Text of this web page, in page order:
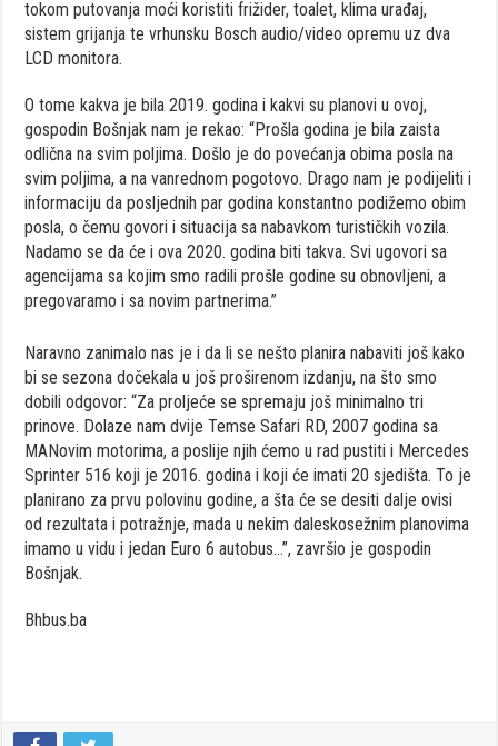
tokom putovanja moći koristiti frižider, toalet, klima urađaj,
sistem grijanja te vrhunsku Bosch audio/video opremu uz dva
LCD monitora.
O tome kakva je bila 2019. godina i kakvi su planovi u ovoj,
gospodin Bošnjak nam je rekao: “Prošla godina je bila zaista
odlična na svim poljima. Došlo je do povećanja obima posla na
svim poljima, a na vanrednom pogotovo. Drago nam je podijeliti i
informaciju da posljednih par godina konstantno podižemo obim
posla, o čemu govori i situacija sa nabavkom turističkih vozila.
Nadamo se da će i ova 2020. godina biti takva. Svi ugovori sa
agencijama sa kojim smo radili prošle godine su obnovljeni, a
pregovaramo i sa novim partnerima.”
Naravno zanimalo nas je i da li se nešto planira nabaviti još kako
bi se sezona dočekala u još proširenom izdanju, na što smo
dobili odgovor: “Za proljeće se spremaju još minimalno tri
prinove. Dolaze nam dvije Temse Safari RD, 2007 godina sa
MANovim motorima, a poslije njih ćemo u rad pustiti i Mercedes
Sprinter 516 koji je 2016. godina i koji će imati 20 sjedišta. To je
planirano za prvu polovinu godine, a šta će se desiti dalje ovisi
od rezultata i potražnje, mada u nekim daleskosežnim planovima
imamo u vidu i jedan Euro 6 autobus…”, završio je gospodin
Bošnjak.
Bhbus.ba